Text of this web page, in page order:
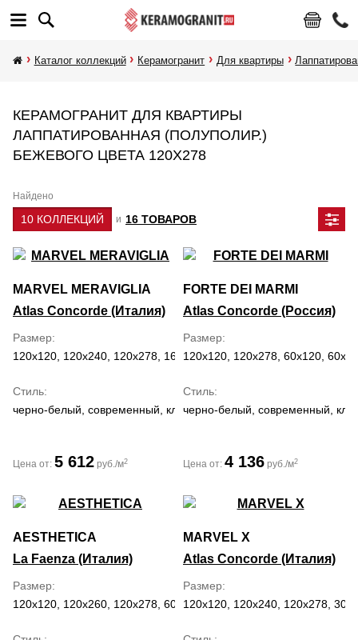
Каталог коллекций Керамогранит Для квартиры
КЕРАМОГРАНИТ ДЛЯ КВАРТИРЫ
ЛАППАТИРОВАННАЯ (ПОЛУПОЛИР.)
БЕЖЕВОГО ЦВЕТА 120Х278
Найдено
10 КОЛЛЕКЦИЙ и 16 ТОВАРОВ
MARVEL MERAVIGLIA
Atlas Concorde (Италия)
Размер
120x120, 120x240, 120x278, 160x320, 30x60, 59.5x118.2,
Стиль
черно-белый, современный, классический,
Цена от: 5 612 руб./м2
FORTE DEI MARMI
Atlas Concorde (Россия)
Размер
120x120, 120x278, 60x120,
Стиль
черно-белый, современный,
Цена от: 4 136 руб./м2
AESTHETICA
La Faenza (Италия)
Размер
120x120, 120x260, 120x278, 60x120
MARVEL X
Atlas Concorde (Италия)
Размер
120x120, 120x240, 120x278,